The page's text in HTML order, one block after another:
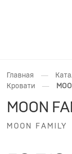
Главная —
Кровати —
MOON
MOON FAMILY